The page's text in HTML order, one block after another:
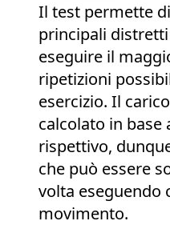
Il test permette
principali
eseguire il
ripetizioni
esercizio. Il
calcolato in base
rispettivo,
che può essere
volta eseguendo
movimento.